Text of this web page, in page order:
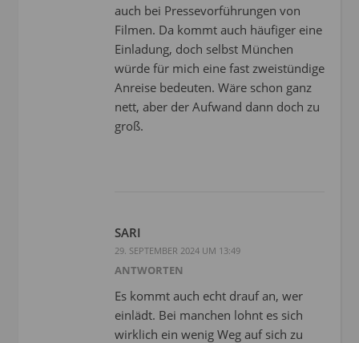
auch bei Pressevorführungen von
Filmen. Da kommt auch häufiger eine
Einladung, doch selbst München
würde für mich eine fast zweistündige
Anreise bedeuten. Wäre schon ganz
nett, aber der Aufwand dann doch zu
groß.
SARI
29. SEPTEMBER 2024 UM 13:49
ANTWORTEN
Es kommt auch echt drauf an, wer
einlädt. Bei manchen lohnt es sich
wirklich ein wenig Weg auf sich zu